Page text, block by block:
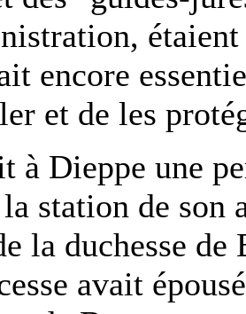
encore
et de les
à Dieppe une
station de son
la duchesse
avait